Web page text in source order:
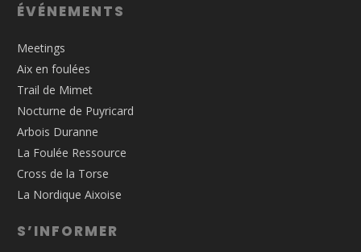
ÉVÉNEMENTS
Meetings
Aix en foulées
Trail de Mimet
Nocturne de Puyricard
Arbois Duranne
La Foulée Ressource
Cross de la Torse
La Nordique Aixoise
S’INFORMER